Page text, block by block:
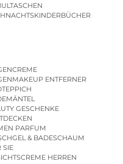
ENTFERNER
GESCHENKE
PARFUM
& BADESCHAUM
SIE
HERREN